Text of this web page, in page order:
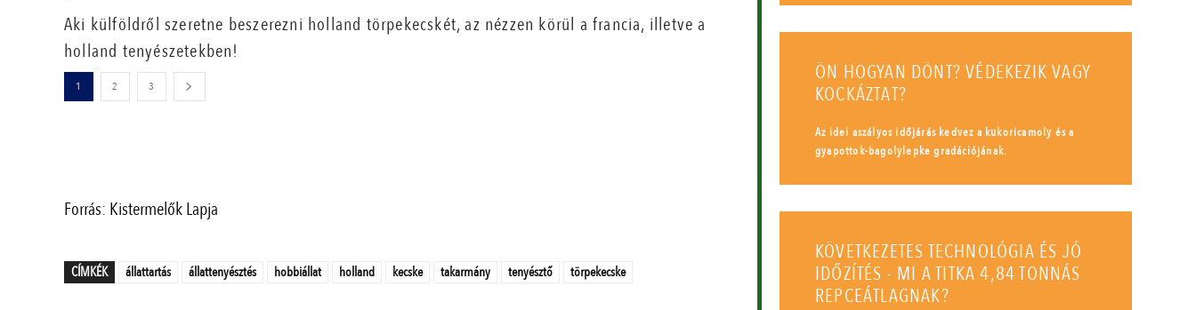
Aki külföldről szeretne beszerezni holland törpekecskét, az nézzen körül a francia, illetve a
holland tenyészetekben!
1 2 3
Forrás: Kistermelők Lapja
CÍMKÉK állattartás állattenyésztés hobbiállat holland kecske takarmány tenyésztő törpekecske
ÖN HOGYAN DÖNT? VÉDEKEZIK VAGY
KOCKÁZTAT?
Az idei aszályos időjárás kedvez a kukoricamoly és a
gyapottok-bagolylepke gradációjának.
KÖVETKEZETES TECHNOLÓGIA ÉS JÓ
IDŐZÍTÉS - MI A TITKA 4,84 TONNÁS
REPCEÁTLAGNAK?